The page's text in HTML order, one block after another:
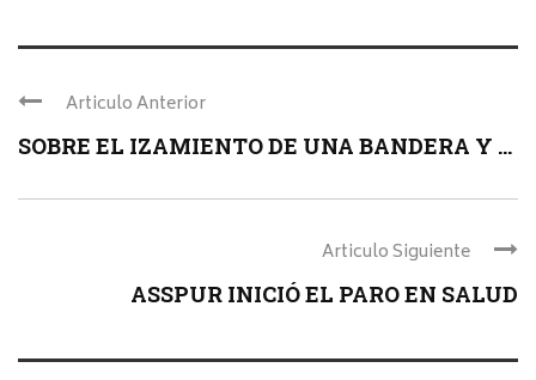
Articulo Anterior
SOBRE EL IZAMIENTO DE UNA BANDERA Y ...
Articulo Siguiente
ASSPUR INICIÓ EL PARO EN SALUD